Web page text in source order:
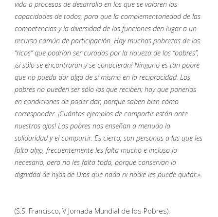
vida a procesos de desarrollo en los que se valoren las
capacidades de todos, para que la complementariedad de las
competencias y la diversidad de las funciones den lugar a un
recurso común de participación. Hay muchas pobrezas de los
“ricos” que podrían ser curadas por la riqueza de los “pobres”,
¡si sólo se encontraran y se conocieran! Ninguno es tan pobre
que no pueda dar algo de sí mismo en la reciprocidad. Los
pobres no pueden ser sólo los que reciben; hay que ponerlos
en condiciones de poder dar, porque saben bien cómo
corresponder. ¡Cuántos ejemplos de compartir están ante
nuestros ojos! Los pobres nos enseñan a menudo la
solidaridad y el compartir. Es cierto, son personas a las que les
falta algo, frecuentemente les falta mucho e incluso lo
necesario, pero no les falta todo, porque conservan la
dignidad de hijos de Dios que nada ni nadie les puede quitar.».
(S.S. Francisco, V Jornada Mundial de los Pobres).